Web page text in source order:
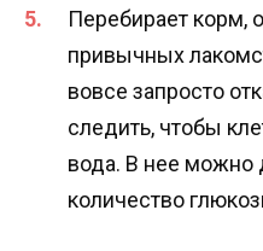
Перебирает корм,
привычных
вовсе запросто
следить, чтобы
вода. В нее можно
количество